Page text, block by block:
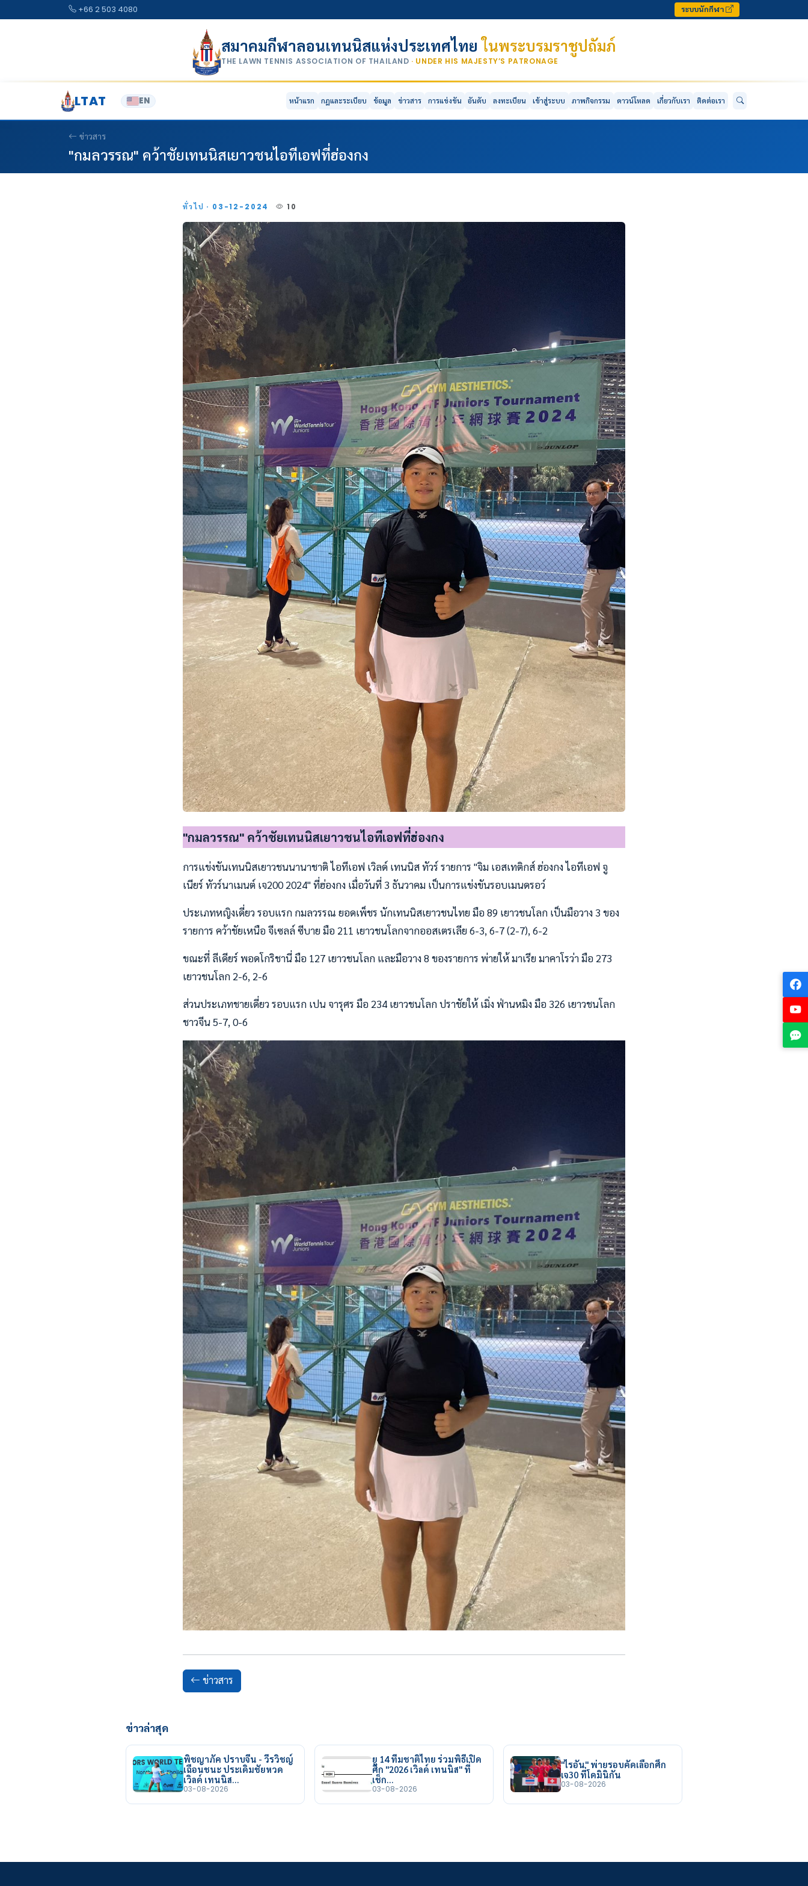
+66 2 503 4080 ระบบนักกีฬา
สมาคมกีฬาลอนเทนนิสแห่งประเทศไทยในพระบรมราชูปถัมภ์
THE LAWN TENNIS ASSOCIATION OF THAILAND · UNDER HIS MAJESTY’S PATRONAGE
LTAT EN หน้าแรก กฎและระเบียบ ข้อมูล ข่าวสาร การแข่งขัน อันดับ ลงทะเบียน เข้าสู่ระบบ ภาพกิจกรรม ดาวน์โหลด เกี่ยวกับเรา ติดต่อเรา
ข่าวสาร
"กมลวรรณ" คว้าชัยเทนนิสเยาวชนไอทีเอฟที่ฮ่องกง
ทั่วไป · 03-12-2024 10
"กมลวรรณ" คว้าชัยเทนนิสเยาวชนไอทีเอฟที่ฮ่องกง
การแข่งขันเทนนิสเยาวชนนานาชาติ ไอทีเอฟ เวิลด์ เทนนิส ทัวร์ รายการ "จิม เอสเทติกส์ ฮ่องกง ไอทีเอฟ จู
เนียร์ ทัวร์นาเมนต์ เจ200 2024" ที่ฮ่องกง เมื่อวันที่ 3 ธันวาคม เป็นการแข่งขันรอบเมนดรอว์
ประเภทหญิงเดี่ยว รอบแรก กมลวรรณ ยอดเพ็ชร นักเทนนิสเยาวชนไทย มือ 89 เยาวชนโลก เป็นมือวาง 3 ของ
รายการ คว้าชัยเหนือ จีเซลล์ ซีบาย มือ 211 เยาวชนโลกจากออสเตรเลีย 6-3, 6-7 (2-7), 6-2
ขณะที่ ลีเดียร์ พอดโกริชานี่ มือ 127 เยาวชนโลก และมือวาง 8 ของรายการ พ่ายให้ มาเรีย มาคาโรว่า มือ 273
เยาวชนโลก 2-6, 2-6
ส่วนประเภทชายเดี่ยว รอบแรก เปน จารุศร มือ 234 เยาวชนโลก ปราชัยให้ เมิ่ง ฟ่านหมิง มือ 326 เยาวชนโลก
ชาวจีน 5-7, 0-6
ข่าวสาร
ข่าวล่าสุด
พิชญาภัค ปราบจีน - วีรวิชญ์
เฉือนชนะ ประเดิมชัยหวด
เวิลด์ เทนนิส…
03-08-2026
ยู 14 ทีมชาติไทย ร่วมพิธีเปิด
ศึก "2026 เวิลด์ เทนนิส" ที่
เช็ก…
03-08-2026
"ไรอัน" พ่ายรอบคัดเลือกศึก
เจ30 ที่โดมินิกัน
03-08-2026